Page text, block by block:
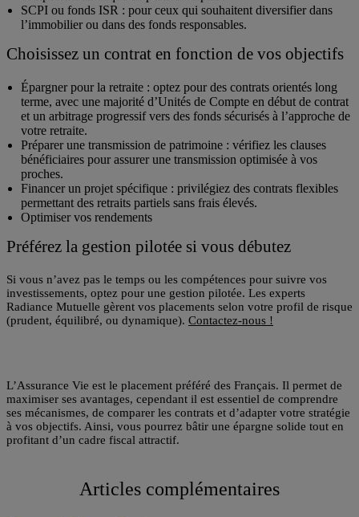
SCPI ou fonds ISR : pour ceux qui souhaitent diversifier dans
l’immobilier ou dans des fonds responsables.
Choisissez un contrat en fonction de vos objectifs
Épargner pour la retraite : optez pour des contrats orientés long
terme, avec une majorité d’Unités de Compte en début de contrat
et un arbitrage progressif vers des fonds sécurisés à l’approche de
votre retraite.
Préparer une transmission de patrimoine : vérifiez les clauses
bénéficiaires pour assurer une transmission optimisée à vos
proches.
Financer un projet spécifique : privilégiez des contrats flexibles
permettant des retraits partiels sans frais élevés.
Optimiser vos rendements
Préférez la gestion pilotée si vous débutez
Si vous n’avez pas le temps ou les compétences pour suivre vos
investissements, optez pour une gestion pilotée. Les experts
Radiance Mutuelle gèrent vos placements selon votre profil de risque
(prudent, équilibré, ou dynamique). Contactez-nous !
L’Assurance Vie est le placement préféré des Français. Il permet de
maximiser ses avantages, cependant il est essentiel de comprendre
ses mécanismes, de comparer les contrats et d’adapter votre stratégie
à vos objectifs. Ainsi, vous pourrez bâtir une épargne solide tout en
profitant d’un cadre fiscal attractif.
Articles complémentaires